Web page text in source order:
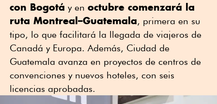
con Bogotá y en octubre comenzará la
ruta Montreal–Guatemala, primera en su
tipo, lo que facilitará la llegada de viajeros de
Canadá y Europa. Además, Ciudad de
Guatemala avanza en proyectos de centros de
convenciones y nuevos hoteles, con seis
licencias aprobadas.